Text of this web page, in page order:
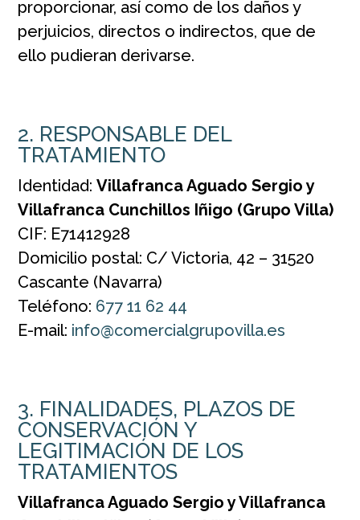
proporcionar, así como de los daños y
perjuicios, directos o indirectos, que de
ello pudieran derivarse.
2. RESPONSABLE DEL
TRATAMIENTO
Identidad:Villafranca Aguado Sergio y
Villafranca Cunchillos Iñigo (Grupo Villa)
CIF: E71412928
Domicilio postal: C/ Victoria, 42 – 31520
Cascante (Navarra)
Teléfono: 677 11 62 44
E-mail: info@comercialgrupovilla.es
3. FINALIDADES, PLAZOS DE
CONSERVACIÓN Y
LEGITIMACIÓN DE LOS
TRATAMIENTOS
Villafranca Aguado Sergio y Villafranca